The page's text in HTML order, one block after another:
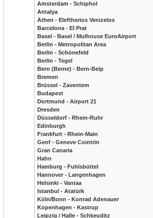
Amsterdam - Schiphol
Antalya
Athen - Eleftherios Venizelos
Barcelona - El Prat
Basel - Basel / Mulhouse EuroAirport
Berlin - Metropolitan Area
Berlin - Schönefeld
Berlin - Tegel
Bern (Berne) - Bern-Belp
Bremen
Brüssel - Zaventem
Budapest
Dortmund - Airport 21
Dresden
Düsseldorf - Rhein-Ruhr
Edinburgh
Frankfurt - Rhein-Main
Genf - Geneve Cointrin
Gran Canaria
Hahn
Hamburg - Fuhlsbüttel
Hannover - Langenhagen
Helsinki - Vantaa
Istanbul - Atatürk
Köln/Bonn - Konrad Adenauer
Kopenhagen - Kastrup
Leipzig / Halle - Schkeuditz